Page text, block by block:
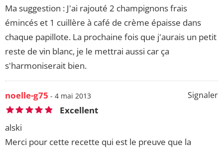
Ma suggestion : J'ai rajouté 2 champignons frais
émincés et 1 cuillère à café de crème épaisse dans
chaque papillote. La prochaine fois que j'aurais un petit
reste de vin blanc, je le mettrai aussi car ça
s'harmoniserait bien.
Signaler
noelle-g75 - 4 mai 2013
Excellent
alski
Merci pour cette recette qui est le preuve que la